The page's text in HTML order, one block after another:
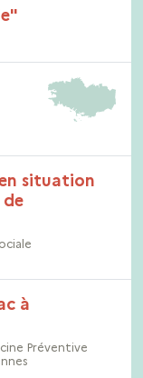
situation
à
Préventive